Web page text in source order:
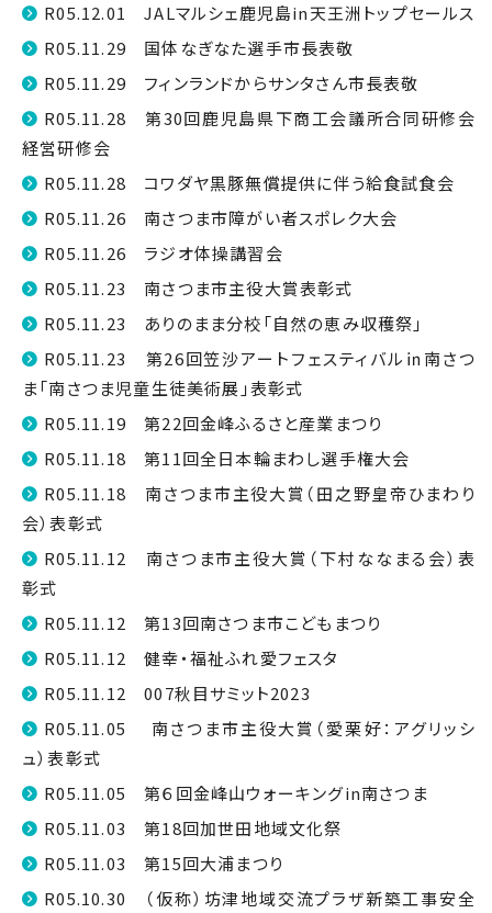
R05.12.01 JALマルシェ鹿児島in天王洲トップセールス
R05.11.29 国体なぎなた選手市長表敬
R05.11.29 フィンランドからサンタさん市長表敬
R05.11.28 第30回鹿児島県下商工会議所合同研修会
経営研修会
R05.11.28 コワダヤ黒豚無償提供に伴う給食試食会
R05.11.26 南さつま市障がい者スポレク大会
R05.11.26 ラジオ体操講習会
R05.11.23 南さつま市主役大賞表彰式
R05.11.23 ありのまま分校「自然の恵み収穫祭」
R05.11.23 第26回笠沙アートフェスティバル㏌南さつ
ま「南さつま児童生徒美術展」表彰式
R05.11.19 第22回金峰ふるさと産業まつり
R05.11.18 第11回全日本輪まわし選手権大会
R05.11.18 南さつま市主役大賞（田之野皇帝ひまわり
会）表彰式
R05.11.12 南さつま市主役大賞（下村ななまる会）表
彰式
R05.11.12 第13回南さつま市こどもまつり
R05.11.12 健幸・福祉ふれ愛フェスタ
R05.11.12 007秋目サミット2023
R05.11.05 南さつま市主役大賞（愛栗好：アグリッシ
ュ）表彰式
R05.11.05 第６回金峰山ウォーキングin南さつま
R05.11.03 第18回加世田地域文化祭
R05.11.03 第15回大浦まつり
R05.10.30 （仮称）坊津地域交流プラザ新築工事安全